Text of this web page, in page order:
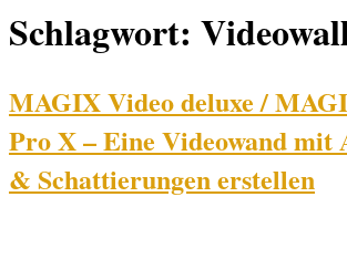
Schlagwort:
MAGIX Video deluxe /
Pro X – Eine Videowand mit
& Schattierungen erstellen